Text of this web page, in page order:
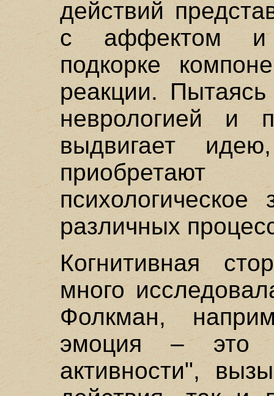
действий
с аффектом и
подкорке
реакции.
неврологией и
выдвигает
психологическое
различных
Когнитивная
много
Фолкман,
эмоция – это
активности",